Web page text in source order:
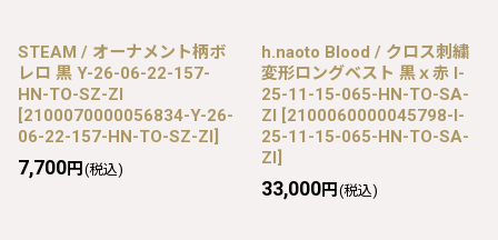
STEAM / オーナメント柄ボ
レロ 黒 Y-26-06-22-157-
HN-TO-SZ-ZI
[2100070000056834-Y-26-
06-22-157-HN-TO-SZ-ZI]
7,700円 (税込)
h.naoto Blood / クロス刺繍
変形ロングベスト 黒ｘ赤 I-
25-11-15-065-HN-TO-SA-
ZI [2100060000045798-I-
25-11-15-065-HN-TO-SA-
ZI]
33,000円 (税込)